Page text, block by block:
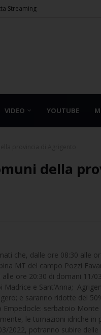
Streaming
VIDEO YOUTUBE
della
che, dalle ore 08:30 alle
MT del campo Pozzi
ore 20:30 di domani 11/
e Sant’Anna;
e saranno ridotte del
Empedocle: serbatoio
le turnazioni idriche
2022, potranno subire